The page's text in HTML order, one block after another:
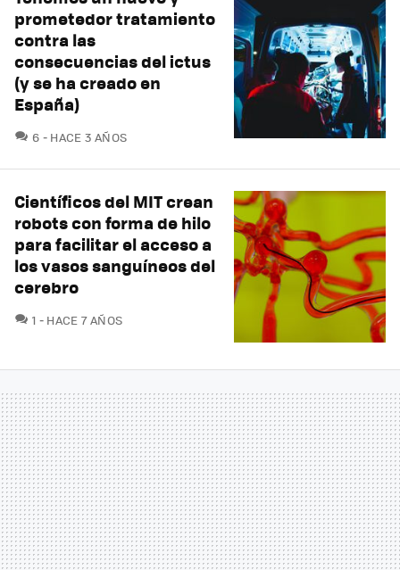
prometedor tratamiento
contra las
consecuencias del ictus
(y se ha creado en
España)
6 COMENTARIOS
HACE 3 AÑOS
Científicos del MIT crean
robots con forma de hilo
para facilitar el acceso a
los vasos sanguíneos del
cerebro
1 COMENTARIOS
HACE 7 AÑOS